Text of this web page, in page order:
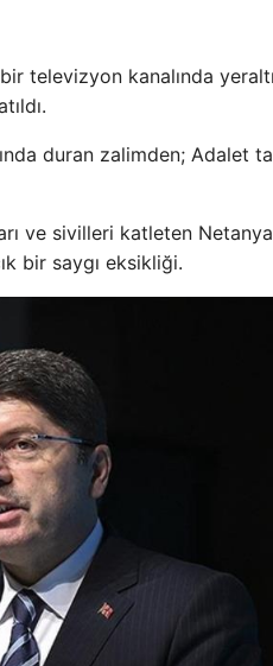
televizyon kanalında
duran zalimden; Adalet
ve sivilleri katleten
bir saygı eksikliği.